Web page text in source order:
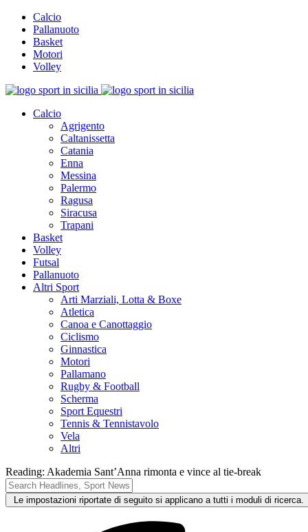
Calcio
Pallanuoto
Basket
Motori
Volley
Calcio
Agrigento
Caltanissetta
Catania
Enna
Messina
Palermo
Ragusa
Siracusa
Trapani
Basket
Volley
Futsal
Pallanuoto
Altri Sport
Arti Marziali, Lotta & Boxe
Atletica
Canoa e Canottaggio
Ciclismo
Ginnastica
Motori
Pallamano
Rugby & Football
Scherma
Sport Equestri
Tennis & Tennistavolo
Vela
Altri
Reading: Akademia Sant’Anna rimonta e vince al tie-break